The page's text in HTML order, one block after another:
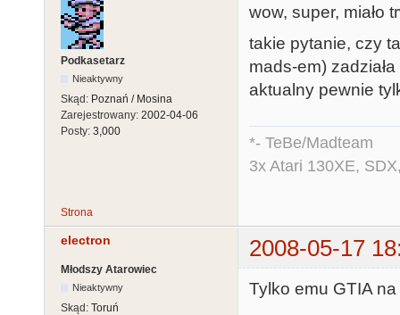
Podkasetarz
Nieaktywny
Skąd: Poznań / Mosina
Zarejestrowany: 2002-04-06
Posty: 3,000
wow, super, miało
takie pytanie, czy
mads-em)
aktualny pewnie
*- TeBe/Madteam
3x Atari 130XE,
Strona
electron 2008-05-17
Młodszy Atarowiec
Nieaktywny
Skąd: Toruń
Tylko emu GTIA